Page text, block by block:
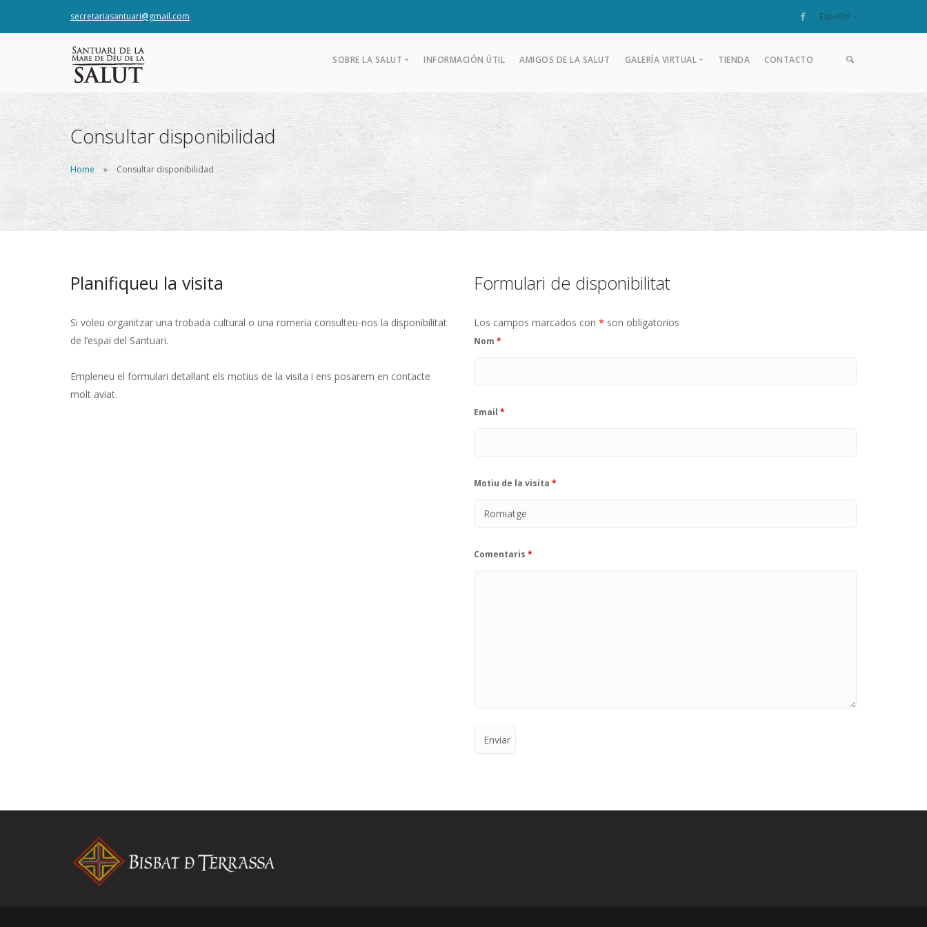
secretariasantuari@gmail.com Español
Català
SOBRE LA SALUT
Historia del Santuario
Información útil
Gozos
Salve de la Virgen de La Salut
INFORMACIÓN ÚTIL AMIGOS DE LA SALUT GALERÍA VIRTUAL
Album histórico
Celebraciones
Interior
La Salud con nieve
TIENDA CONTACTO
Consultar disponibilidad
Home Consultar disponibilidad
Planifiqueu la visita
Si voleu organitzar una trobada cultural o una romeria consulteu-nos la disponibilitat
de l’espai del Santuari.
Empleneu el formulari detallant els motius de la visita i ens posarem en contacte
molt aviat.
Formulari de disponibilitat
Los campos marcados con * son obligatorios
Nom *
Email *
Motiu de la visita *
Comentaris *